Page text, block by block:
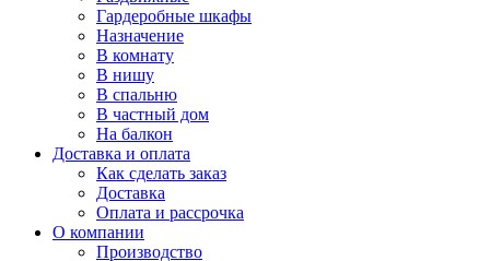
Гардеробные шкафы
Назначение
В комнату
В нишу
В спальню
В частный дом
На балкон
Доставка и оплата
Как сделать заказ
Доставка
Оплата и рассрочка
О компании
Производство